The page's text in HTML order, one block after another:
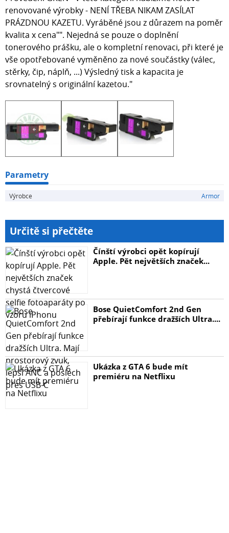
renovované výrobky - NENÍ TŘEBA NIKAM ZASÍLAT
PRÁZDNOU KAZETU. Vyráběné jsou z důrazem na poměr
kvalita x cena"". Nejedná se pouze o doplnění
tonerového prášku, ale o kompletní renovaci, při které je
vše opotřebované vyměněno za nové součástky (válec,
stěrky, čip, náplň, ...) Výsledný tisk a kapacita je
srovnatelný s originální kazetou."
Parametry
Výrobce Armor
Určitě si přečtěte
Čínští výrobci opět kopírují
Apple. Pět největších značek...
Bose QuietComfort 2nd Gen
přebírají funkce dražších Ultra....
Ukázka z GTA 6 bude mít
premiéru na Netflixu